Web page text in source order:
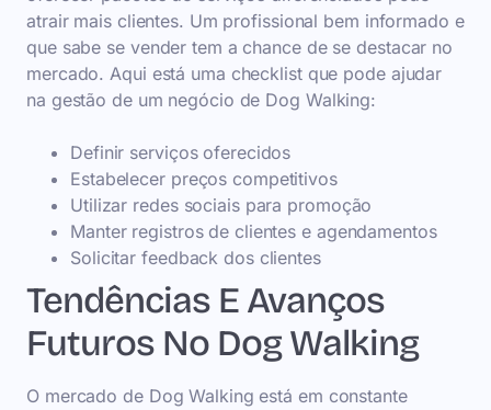
atrair mais clientes. Um profissional bem informado e
que sabe se vender tem a chance de se destacar no
mercado. Aqui está uma checklist que pode ajudar
na gestão de um negócio de Dog Walking:
Definir serviços oferecidos
Estabelecer preços competitivos
Utilizar redes sociais para promoção
Manter registros de clientes e agendamentos
Solicitar feedback dos clientes
Tendências E Avanços
Futuros No Dog Walking
O mercado de Dog Walking está em constante